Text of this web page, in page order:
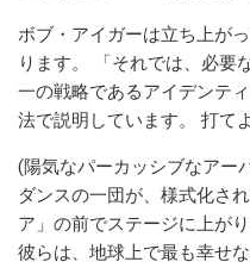
ボブ・アイガーは立ち上が
ります。 「それでは、必要
一の戦略であるアイデンテ
法で説明しています。 打て
(陽気なパーカッシブなアー
ダンスの一団が、様式化さ
ア」の前でステージに上が
彼らは、地球上で最も幸せ